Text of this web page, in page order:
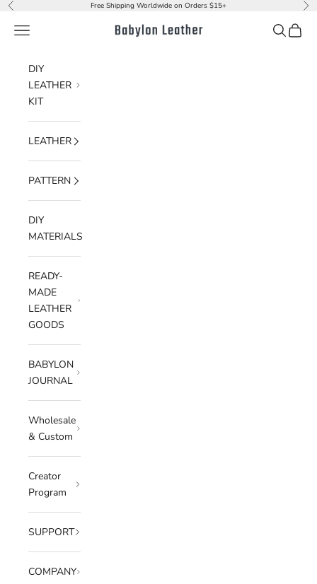
Skip to content
Previous Free Shipping Worldwide on Orders $15+
Babylon Leather
Navigation menu Search
Cart
DIY
LEATHER
KIT
LEATHER
PATTERN
DIY
MATERIALS
READY-
MADE
LEATHER
GOODS
BABYLON
JOURNAL
Wholesale
& Custom
Creator
Program
SUPPORT
COMPANY